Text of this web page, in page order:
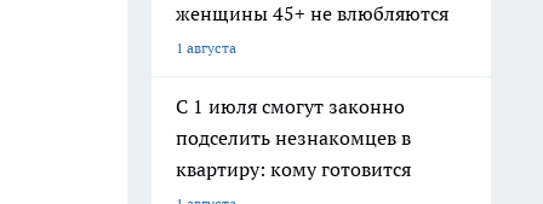
женщины 45+ не влюбляются
1 августа
С 1 июля смогут законно
подселить незнакомцев в
квартиру: кому готовится